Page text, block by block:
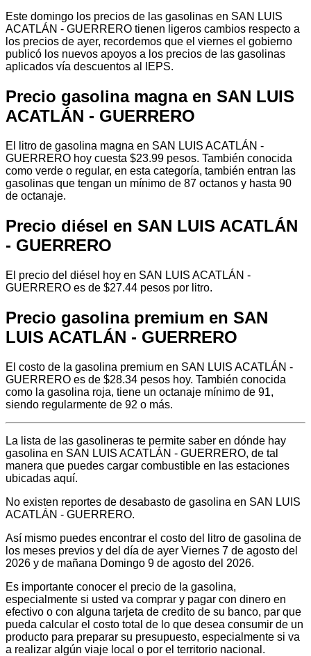
Este domingo los precios de las gasolinas en SAN LUIS
ACATLÁN - GUERRERO tienen ligeros cambios respecto a
los precios de ayer, recordemos que el viernes el gobierno
publicó los nuevos apoyos a los precios de las gasolinas
aplicados vía descuentos al IEPS.
Precio gasolina magna en SAN LUIS
ACATLÁN - GUERRERO
El litro de gasolina magna en SAN LUIS ACATLÁN -
GUERRERO hoy cuesta $23.99 pesos. También conocida
como verde o regular, en esta categoría, también entran las
gasolinas que tengan un mínimo de 87 octanos y hasta 90
de octanaje.
Precio diésel en SAN LUIS ACATLÁN
- GUERRERO
El precio del diésel hoy en SAN LUIS ACATLÁN -
GUERRERO es de $27.44 pesos por litro.
Precio gasolina premium en SAN
LUIS ACATLÁN - GUERRERO
El costo de la gasolina premium en SAN LUIS ACATLÁN -
GUERRERO es de $28.34 pesos hoy. También conocida
como la gasolina roja, tiene un octanaje mínimo de 91,
siendo regularmente de 92 o más.
La lista de las gasolineras te permite saber en dónde hay
gasolina en SAN LUIS ACATLÁN - GUERRERO, de tal
manera que puedes cargar combustible en las estaciones
ubicadas aquí.
No existen reportes de desabasto de gasolina en SAN LUIS
ACATLÁN - GUERRERO.
Así mismo puedes encontrar el costo del litro de gasolina de
los meses previos y del día de ayer Viernes 7 de agosto del
2026 y de mañana Domingo 9 de agosto del 2026.
Es importante conocer el precio de la gasolina,
especialmente si usted va comprar y pagar con dinero en
efectivo o con alguna tarjeta de credito de su banco, par que
pueda calcular el costo total de lo que desea consumir de un
producto para preparar su presupuesto, especialmente si va
a realizar algún viaje local o por el territorio nacional.